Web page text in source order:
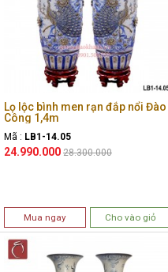
Lọ lộc bình men rạn đắp nổi Đào
Công 1,4m
Mã : LB1-14.05
24.990.000 28.300.000
Mua ngay Cho vào giỏ